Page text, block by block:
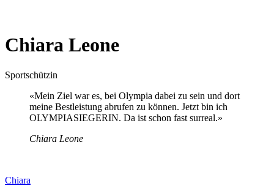
Chiara Leone
Sportschützin
«Mein Ziel war es, bei Olympia dabei zu sein und dort
meine Bestleistung abrufen zu können. Jetzt bin ich
OLYMPIASIEGERIN. Da ist schon fast surreal.»
Chiara Leone
Chiara